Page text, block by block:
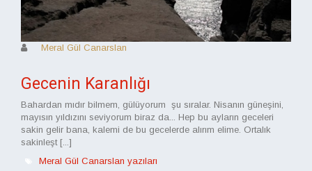
Meral Gül Canarslan
Gecenin Karanlığı
Bahardan mıdır bilmem, gülüyorum şu sıralar. Nisanın güneşini,
mayısın yıldızını seviyorum biraz da... Hep bu ayların geceleri
sakin gelir bana, kalemi de bu gecelerde alırım elime. Ortalık
sakinleşt [...]
Meral Gül Canarslan yazıları